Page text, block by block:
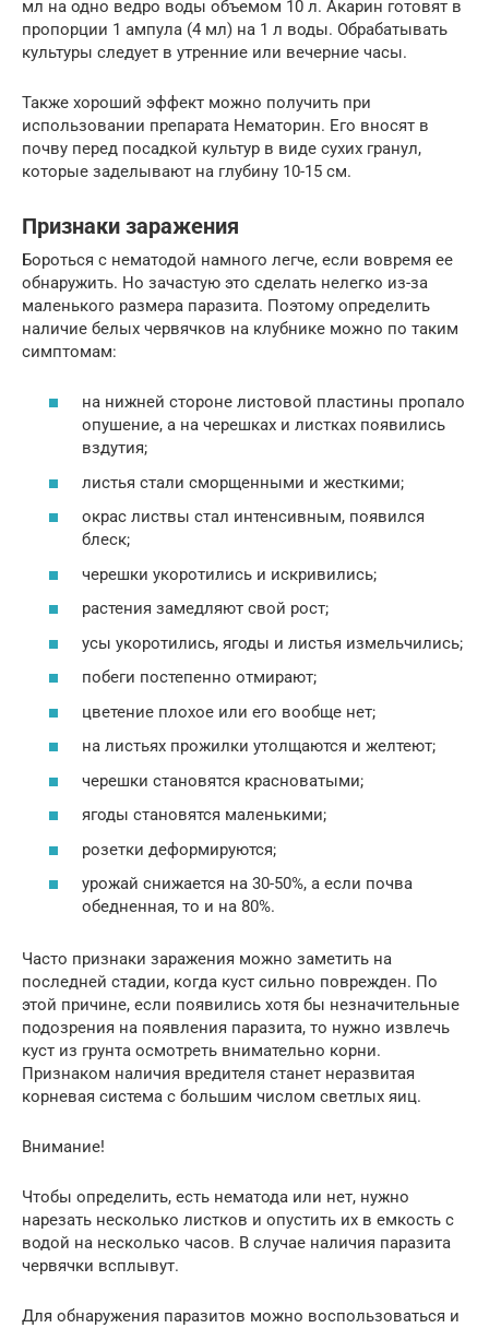
мл на одно ведро воды объемом 10 л. Акарин готовят в
пропорции 1 ампула (4 мл) на 1 л воды. Обрабатывать
культуры следует в утренние или вечерние часы.
Также хороший эффект можно получить при
использовании препарата Нематорин. Его вносят в
почву перед посадкой культур в виде сухих гранул,
которые заделывают на глубину 10-15 см.
Признаки заражения
Бороться с нематодой намного легче, если вовремя ее
обнаружить. Но зачастую это сделать нелегко из-за
маленького размера паразита. Поэтому определить
наличие белых червячков на клубнике можно по таким
симптомам:
на нижней стороне листовой пластины пропало
опушение, а на черешках и листках появились
вздутия;
листья стали сморщенными и жесткими;
окрас листвы стал интенсивным, появился
блеск;
черешки укоротились и искривились;
растения замедляют свой рост;
усы укоротились, ягоды и листья измельчились;
побеги постепенно отмирают;
цветение плохое или его вообще нет;
на листьях прожилки утолщаются и желтеют;
черешки становятся красноватыми;
ягоды становятся маленькими;
розетки деформируются;
урожай снижается на 30-50%, а если почва
обедненная, то и на 80%.
Часто признаки заражения можно заметить на
последней стадии, когда куст сильно поврежден. По
этой причине, если появились хотя бы незначительные
подозрения на появления паразита, то нужно извлечь
куст из грунта осмотреть внимательно корни.
Признаком наличия вредителя станет неразвитая
корневая система с большим числом светлых яиц.
Внимание!
Чтобы определить, есть нематода или нет, нужно
нарезать несколько листков и опустить их в емкость с
водой на несколько часов. В случае наличия паразита
червячки всплывут.
Для обнаружения паразитов можно воспользоваться и